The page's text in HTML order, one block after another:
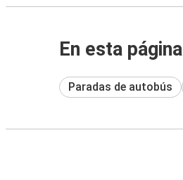
En esta página
Paradas de autobús